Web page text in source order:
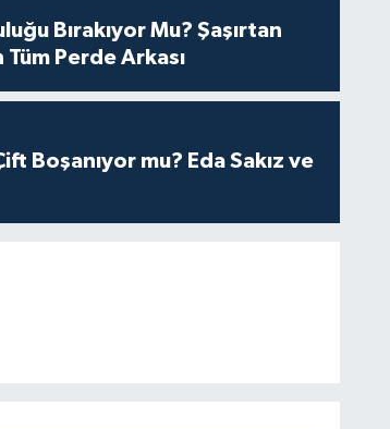
Bırakıyor Mu? Şaşırtan
Tüm Perde Arkası
Boşanıyor mu? Eda Sakız ve